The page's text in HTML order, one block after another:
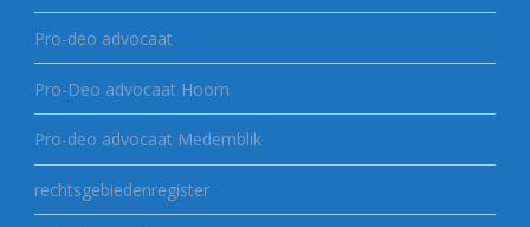
Pro-deo advocaat
Pro-Deo advocaat Hoorn
Pro-deo advocaat Medemblik
rechtsgebiedenregister